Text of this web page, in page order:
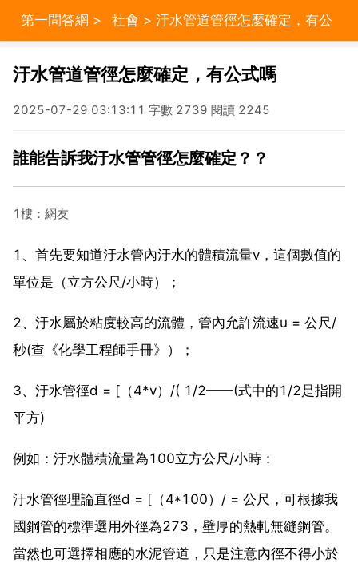
第一問答網 > 社會 > 汙水管道管徑怎麼確定，有公
汙水管道管徑怎麼確定，有公式嗎
2025-07-29 03:13:11 字數 2739 閱讀 2245
誰能告訴我汙水管管徑怎麼確定？？
1樓：網友
1、首先要知道汙水管內汙水的體積流量v，這個數值的
單位是（立方公尺/小時）；
2、汙水屬於粘度較高的流體，管內允許流速u = 公尺/
秒(查《化學工程師手冊》）；
3、汙水管徑d = [（4*v）/( 1/2——(式中的1/2是指開
平方)
例如：汙水體積流量為100立方公尺/小時：
汙水管徑理論直徑d = [（4*100）/ = 公尺，可根據我
國鋼管的標準選用外徑為273，壁厚的熱軋無縫鋼管。
當然也可選擇相應的水泥管道，只是注意內徑不得小於